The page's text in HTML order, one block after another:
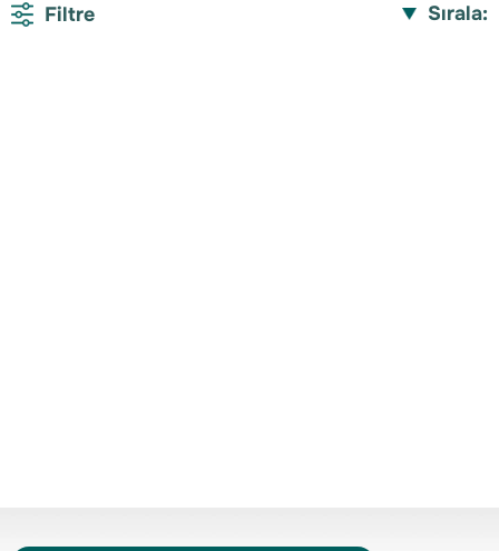
Filtre Sırala: